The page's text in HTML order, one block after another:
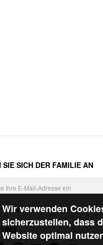
Wir verwenden
sicherzustellen, dass
Website optimal
SIE SICH DER FAMILIE AN
dieGeschäftsbedingungen und die